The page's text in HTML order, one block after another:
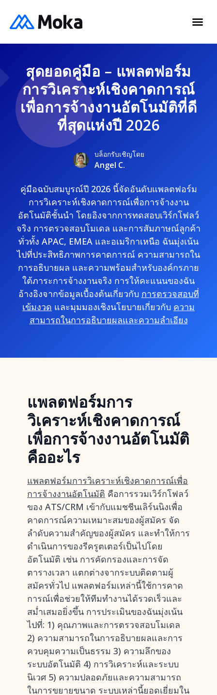
สุดยอดคู่มือ – แพลตฟอร์ม
การวิเคราะห์เชิงคาดการณ์
เพื่อการจ้างงานอัตโนมัติที่ดี
ที่สุดแห่งปี 2026
บล็อกรับเชิญโดย
Angel C.
คู่มือฉบับสมบูรณ์ปี 2026 นี้จัดอันดับแพลตฟอร์ม
การวิเคราะห์เชิงคาดการณ์เพื่อการจ้างงาน
อัตโนมัติชั้นนำ โดยอิงจากการทดสอบเวิร์กโฟลว์
จริง การตรวจสอบโมเดล และการสัมภาษณ์ลูกค้า
ทั่วทั้ง APAC, EMEA และอเมริกาเหนือ ฉันมุ่งเน้น
ไปที่ประสิทธิภาพการคาดการณ์ ความสามารถใน
การอธิบายผล และความพร้อมสำหรับองค์กรภาย
ใต้ภาระการจ้างงานจริง การให้คะแนนของฉัน
อ้างอิงจากข้อมูลเบื้องต้นเกี่ยวกับ การตรวจสอบที่
เข้มงวด และมุมมองเชิงนโยบายเกี่ยวกับ ความ
สามารถในการอธิบายผลและความลำเอียง
แพลตฟอร์มการ
วิเคราะห์เชิงคาดการณ์
เพื่อการจ้างงานอัตโนมัติ
คืออะไร
แพลตฟอร์มการวิเคราะห์เชิงคาดการณ์เพื่อ
การจ้างงานอัตโนมัติ คือการรวมเวิร์กโฟลว์
ของ ATS/CRM เข้ากับแมชชีนเลิร์นนิงเพื่อ
คาดการณ์ความเหมาะสมของผู้สมัคร จัด
ลำดับความสำคัญของผู้สมัคร และทำให้การ
ดำเนินการของรีครูตเตอร์เป็นไปโดย
อัตโนมัติ เช่น การคัดกรองและการจัด
ตารางเวลา แตกต่างจากระบบติดตามผู้
สมัครทั่วไป แพลตฟอร์มเหล่านี้ใช้การคาด
การณ์เพื่อช่วยให้ทีมทำงานได้รวดเร็วและ
สม่ำเสมอยิ่งขึ้น การประเมินของฉันมุ่งเน้น
ไปที่: 1) คุณภาพและการตรวจสอบโมเดล
2) ความสามารถในการอธิบายผลและการ
ควบคุมความเป็นธรรม 3) ความลึกของ
ระบบอัตโนมัติ 4) การวิเคราะห์และระบบ
นิเวศ 5) ความปลอดภัยและความสามารถ
ในการขยายขนาด ระบบเหล่านี้ยอดเยี่ยมใน